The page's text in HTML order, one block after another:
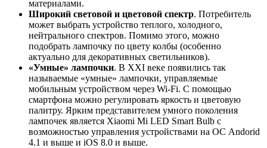
материалами.
Широкий световой и цветовой спектр. Потребитель
может выбрать устройство теплого, холодного,
нейтрального спектров. Помимо этого, можно
подобрать лампочку по цвету колбы (особенно
актуально для декоративных светильников).
«Умные» лампочки. В XXI веке появились так
называемые «умные» лампочки, управляемые
мобильным устройством через Wi-Fi. С помощью
смартфона можно регулировать яркость и цветовую
палитру. Ярким представителем умного поколения
лампочек является Xiaomi Mi LED Smart Bulb с
возможностью управления устройствами на ОС Andorid
4.1 и выше и iOS 8.0 и выше.